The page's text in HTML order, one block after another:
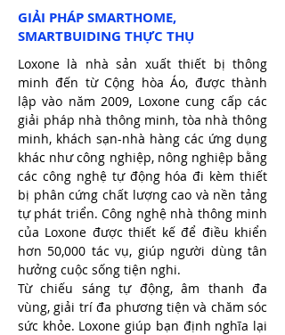
GIẢI PHÁP SMARTHOME,
SMARTBUIDING THỰC THỤ
Loxone là nhà sản xuất thiết bị thông
minh đến từ Cộng hòa Áo, được thành
lập vào năm 2009, Loxone cung cấp các
giải pháp nhà thông minh, tòa nhà thông
minh, khách sạn-nhà hàng các ứng dụng
khác như công nghiệp, nông nghiệp bằng
các công nghệ tự động hóa đi kèm thiết
bị phân cứng chất lượng cao và nền tảng
tự phát triển. Công nghệ nhà thông minh
của Loxone được thiết kế để điều khiển
hơn 50,000 tác vụ, giúp người dùng tân
hưởng cuộc sống tiện nghi.
Từ chiếu sáng tự động, âm thanh đa
vùng, giải trí đa phương tiện và chăm sóc
sức khỏe. Loxone giúp bạn định nghĩa lại